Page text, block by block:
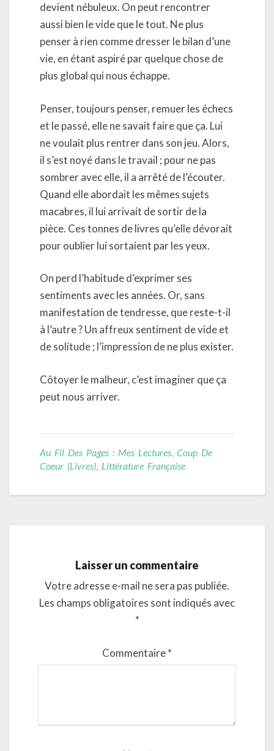
devient nébuleux. On peut rencontrer
aussi bien le vide que le tout. Ne plus
penser à rien comme dresser le bilan d’une
vie, en étant aspiré par quelque chose de
plus global qui nous échappe.
Penser, toujours penser, remuer les échecs
et le passé, elle ne savait faire que ça. Lui
ne voulait plus rentrer dans son jeu. Alors,
il s’est noyé dans le travail ; pour ne pas
sombrer avec elle, il a arrêté de l’écouter.
Quand elle abordait les mêmes sujets
macabres, il lui arrivait de sortir de la
pièce. Ces tonnes de livres qu’elle dévorait
pour oublier lui sortaient par les yeux.
On perd l’habitude d’exprimer ses
sentiments avec les années. Or, sans
manifestation de tendresse, que reste-t-il
à l’autre ? Un affreux sentiment de vide et
de solitude ; l’impression de ne plus exister.
Côtoyer le malheur, c’est imaginer que ça
peut nous arriver.
Au Fil Des Pages : Mes Lectures, Coup De
Coeur (livres), Littérature Française
Laisser un commentaire
Votre adresse e-mail ne sera pas publiée.
Les champs obligatoires sont indiqués avec
*
Commentaire*